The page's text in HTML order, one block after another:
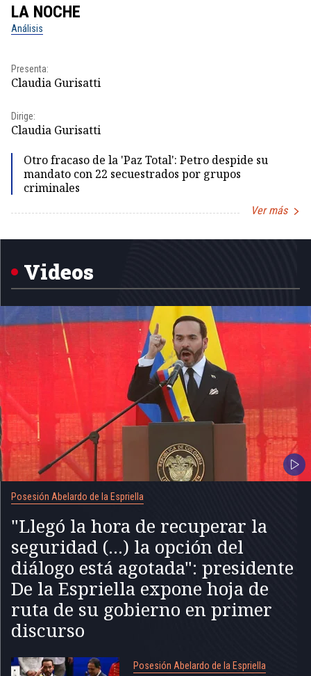
LA NOCHE
Análisis
Presenta:
Claudia Gurisatti
Dirige:
Claudia Gurisatti
Otro fracaso de la 'Paz Total': Petro despide su
mandato con 22 secuestrados por grupos
criminales
Ver más
1
Videos
Posesión Abelardo de la Espriella
"Llegó la hora de recuperar la
seguridad (...) la opción del
diálogo está agotada": presidente
De la Espriella expone hoja de
ruta de su gobierno en primer
discurso
Posesión Abelardo de la Espriella